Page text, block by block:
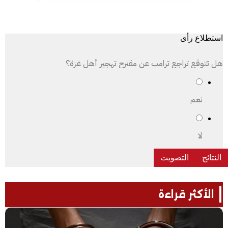
استطلاع رأى
هل تتوقع تراجع ترامب عن مقترح تهجير أهل غزة؟
نعم
لا
الأكثر قراءة